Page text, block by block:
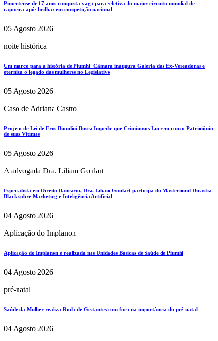
Pimentense de 17 anos conquista vaga para seletiva do maior circuito mundial de
capoeira após brilhar em competição nacional
05 Agosto 2026
noite histórica
Um marco para a história de Piumhi: Câmara inaugura Galeria das Ex-Vereadoras e
eterniza o legado das mulheres no Legislativo
05 Agosto 2026
Caso de Adriana Castro
Projeto de Lei de Eros Biondini Busca Impedir que Criminosos Lucrem com o Patrimônio
de suas Vítimas
05 Agosto 2026
A advogada Dra. Liliam Goulart
Especialista em Direito Bancário, Dra. Liliam Goulart participa do Mastermind Dinastia
Black sobre Marketing e Inteligência Artificial
04 Agosto 2026
Aplicação do Implanon
Aplicação do Implanon é realizada nas Unidades Básicas de Saúde de Piumhi
04 Agosto 2026
pré-natal
Saúde da Mulher realiza Roda de Gestantes com foco na importância do pré-natal
04 Agosto 2026